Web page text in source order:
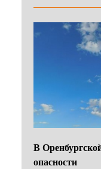
В
опасности